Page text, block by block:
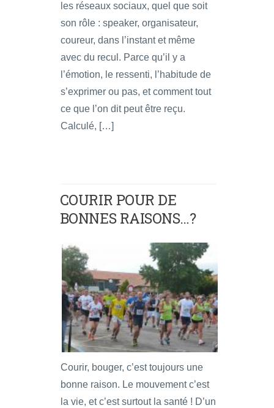
les réseaux sociaux, quel que soit
son rôle : speaker, organisateur,
coureur, dans l’instant et même
avec du recul. Parce qu’il y a
l’émotion, le ressenti, l’habitude de
s’exprimer ou pas, et comment tout
ce que l’on dit peut être reçu.
Calculé, […]
COURIR POUR DE
BONNES RAISONS…?
Courir, bouger, c’est toujours une
bonne raison. Le mouvement c’est
la vie, et c’est surtout la santé ! D’un